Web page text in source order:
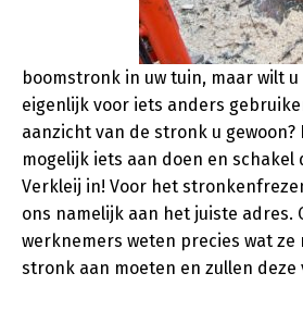
boomstronk in uw tuin, maar wilt
eigenlijk voor iets anders
aanzicht van de stronk u gewoon?
mogelijk iets aan doen en schakel
Verkleij in! Voor het
ons namelijk aan het juiste adres.
werknemers weten precies wat ze
stronk aan moeten en zullen deze